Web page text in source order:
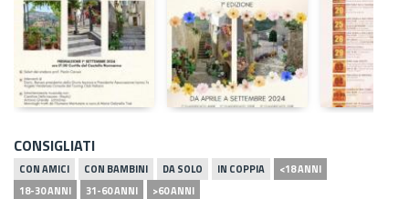
CONSIGLIATI
CON AMICI CON BAMBINI DA SOLO IN COPPIA
<18 ANNI
18-30 ANNI
31-60 ANNI >60 ANNI